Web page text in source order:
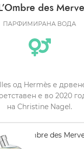
des
ПАРФИМИРАНА ВОДА
од Hermès е
е во 2020
на Christine Nagel.
L'Ombre des